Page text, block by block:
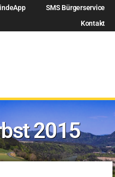
SMS Bürgerservice
Kontakt
2015